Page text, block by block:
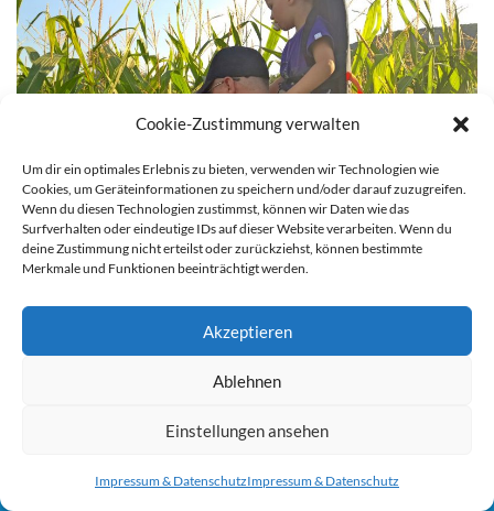
Cookie-Zustimmung verwalten
Um dir ein optimales Erlebnis zu bieten, verwenden wir Technologien wie
Cookies, um Geräteinformationen zu speichern und/oder darauf zuzugreifen.
Wenn du diesen Technologien zustimmst, können wir Daten wie das
Surfverhalten oder eindeutige IDs auf dieser Website verarbeiten. Wenn du
deine Zustimmung nicht erteilst oder zurückziehst, können bestimmte
Merkmale und Funktionen beeinträchtigt werden.
Akzeptieren
Ablehnen
Einstellungen ansehen
Impressum & DatenschutzImpressum & Datenschutz
Rätselraten im Labyrinth
Abendspaziergänge sind wundervoll, vor allem wenn sie
riesen Mais-Labyrinth
Mitternacht spazieren und die vielen Rätsel, die im Maisfeld
gebraucht und waren echt fix, aber nur, weil sich der Rabauko
Sie können die Erfassung Ihrer Daten durch Google Analytics
verhindern, indem Sie auf folgenden Link klicken. Es wird ein
Opt-Out-Cookie gesetzt, der die Erfassung Ihrer Daten bei
Analytics deaktivieren:Hier klicken um dich auszutragen.